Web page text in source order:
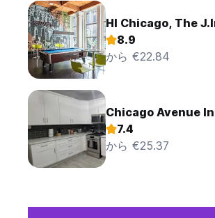
HI Chicago, The
8.9
から €22.84
Chicago Avenue
7.4
から €25.37